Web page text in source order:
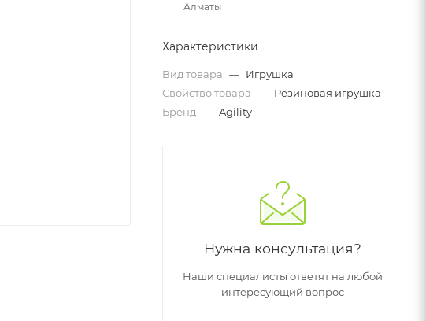
Алматы
Характеристики
Вид товара — Игрушка
Свойство товара — Резиновая игрушка
Бренд — Agility
Нужна консультация?
Наши специалисты ответят на любой
интересующий вопрос